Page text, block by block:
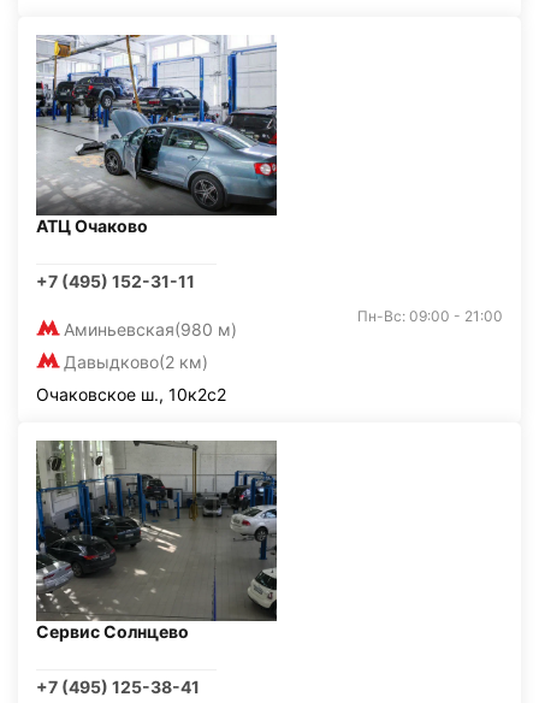
АТЦ Очаково
+7 (495) 152-31-11
Аминьевская(980 м)
Давыдково(2 км)
Пн-Вс: 09:00 - 21:00
Очаковское ш., 10к2с2
Сервис Солнцево
+7 (495) 125-38-41